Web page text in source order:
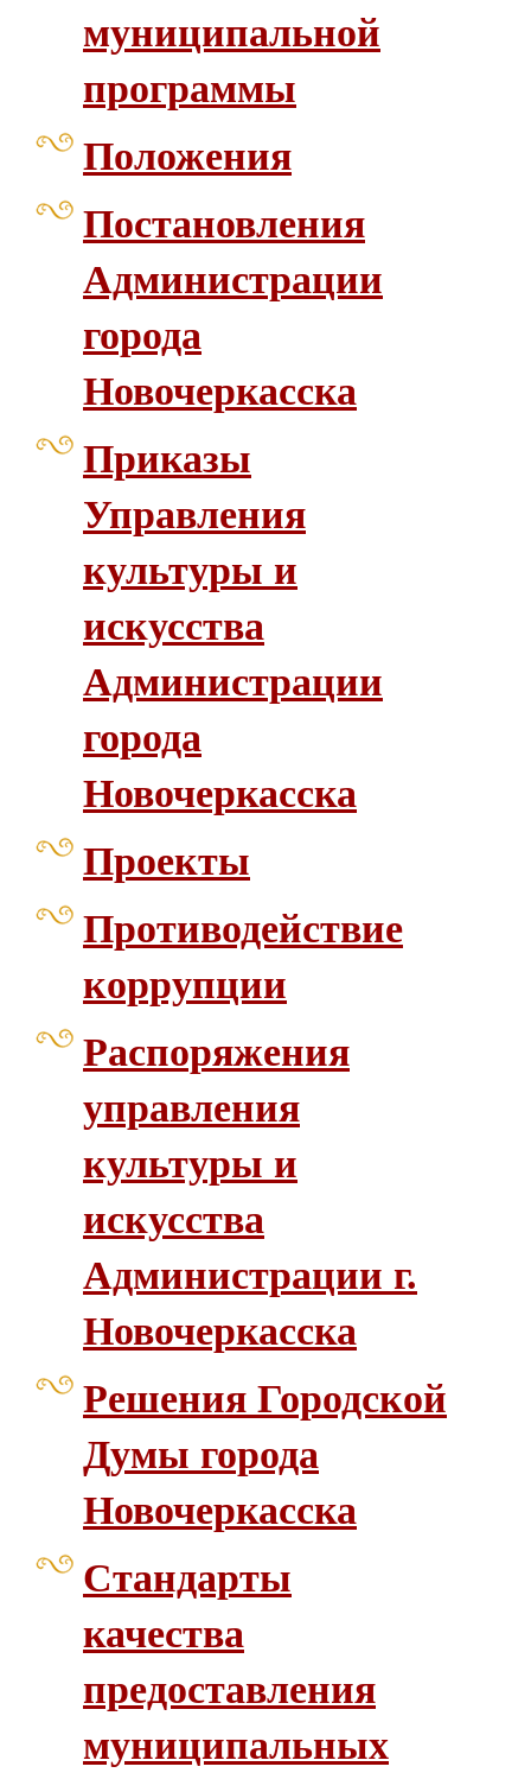
муниципальной
программы
Положения
Постановления
Администрации
города
Новочеркасска
Приказы
Управления
культуры и
искусства
Администрации
города
Новочеркасска
Проекты
Противодействие
коррупции
Распоряжения
управления
культуры и
искусства
Администрации г.
Новочеркасска
Решения Городской
Думы города
Новочеркасска
Стандарты
качества
предоставления
муниципальных